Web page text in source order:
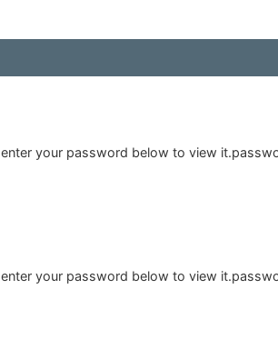
your password below to view
your password below to view